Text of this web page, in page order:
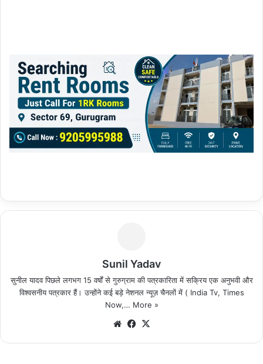
Sunil Yadav
सुनील यादव पिछले लगभग 15 वर्षों से गुरुग्राम की पत्रकारिता में सक्रिय एक अनुभवी और
विश्वसनीय पत्रकार हैं। उन्होंने कई बड़े नेशनल न्यूज़ चैनलों में ( India Tv, Times
Now,… More »
We Fa